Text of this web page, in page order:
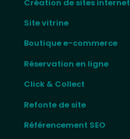
Création de sites internet
Site vitrine
Boutique e-commerce
Réservation en ligne
Click & Collect
Refonte de site
Référencement SEO